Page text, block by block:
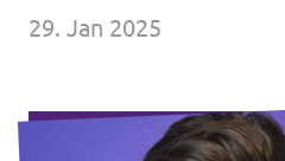
Mache bei uns mit!
Deine Spende für Volt!
29. Jan 2025